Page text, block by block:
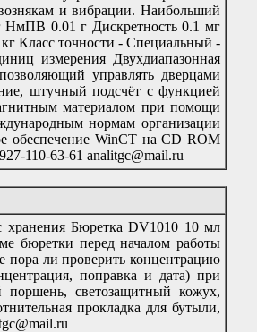
и вибрации. Наибольший
НмПВ 0.01 г Дискретность 0.1 мг
Класс точности - Специальный -
измерения Двухдиапазонная
управлять дверцами
штучный подсчёт с функцией
материалом при помощи
нормам организации
обеспечение WinCT на CD ROM
110-63-61 analitgc@mail.ru
Бюретка DV1010 10 мл
бюретки перед началом работы
пора ли проверить концентрацию
поправка и дата) при
светозащитный кожух,
прокладка для бутыли,